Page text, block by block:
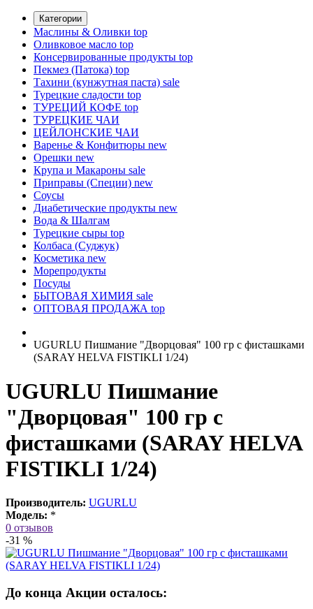
Категории
Маслины & Оливки top
Оливковое масло top
Консервированные продукты top
Пекмез (Патока) top
Тахини (кунжутная паста) sale
Турецкие сладости top
ТУРЕЦИЙ КОФЕ top
ТУРЕЦКИЕ ЧАИ
ЦЕЙЛОНСКИЕ ЧАИ
Варенье & Конфитюры new
Орешки new
Крупа и Макароны sale
Приправы (Специи) new
Соусы
Диабетические продукты new
Вода & Шалгам
Турецкие сыры top
Колбаса (Суджук)
Косметика new
Морепродукты
Посуды
БЫТОВАЯ ХИМИЯ sale
ОПТОВАЯ ПРОДАЖА top
UGURLU Пишмание "Дворцовая" 100 гр с фисташками
(SARAY HELVA FISTIKLI 1/24)
UGURLU Пишмание
"Дворцовая" 100 гр с
фисташками (SARAY HELVA
FISTIKLI 1/24)
Производитель: UGURLU
Модель: *
0 отзывов
-31 %
До конца Акции осталось: